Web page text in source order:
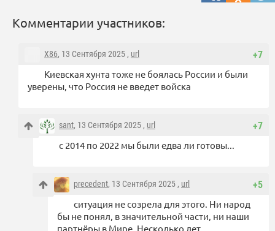
Комментарии участников:
+7
X86, 13 Сентября 2025 , url
Киевская хунта тоже не боялась России и были
уверены, что Россия не введет войска
+7
sant, 13 Сентября 2025 , url
с 2014 по 2022 мы были едва ли готовы...
+5
precedent, 13 Сентября 2025 , url
ситуация не созрела для этого. Ни народ
бы не понял, в значительной части, ни наши
партнёры в Мире. Несколько лет